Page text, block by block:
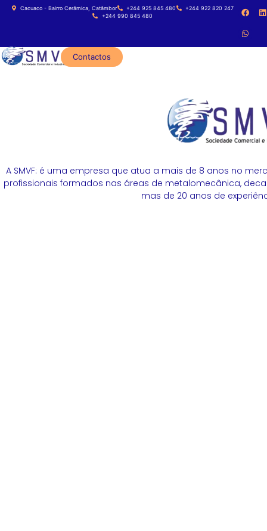
Cacuaco - Bairro Cerâmica, Catâmbor +244 925 845 480
+244 922 820 247
+244 990 845 480
Contactos
A SMVF: é uma empresa que atua a mais de 8 anos no
profissionais formados nas áreas de metalomecânica,
mas de 20 anos de